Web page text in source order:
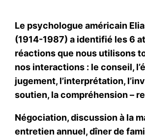
Le psychologue américain
(1914-1987) a identifié les 6
réactions que nous utilisons
nos interactions : le conseil,
jugement, l’interprétation,
soutien, la compréhension –
Négociation, discussion à la
entretien annuel, dîner de